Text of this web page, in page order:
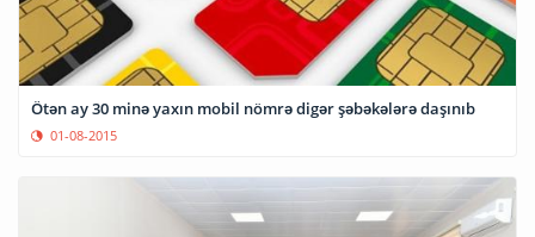
Ötən ay 30 minə yaxın mobil nömrə digər şəbəkələrə daşınıb
01-08-2015